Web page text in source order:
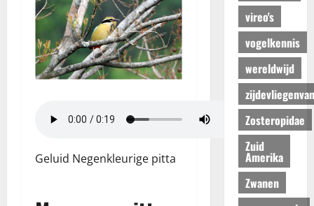
Geluid Negenkleurige pitta
vireo's
vogelkennis
wereldwijd
Zosteropidae
Zuid
Amerika
Zwanen